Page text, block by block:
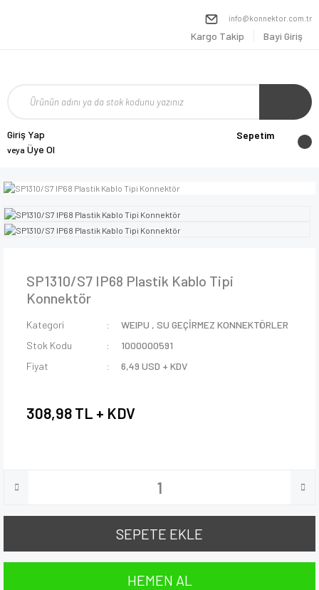
info@konnektor.com.tr
Kargo Takip Bayi Giriş
Giriş Yap
veya Üye Ol
Sepetim
SP1310/S7 IP68 Plastik Kablo Tipi
Konnektör
Kategori WEIPU ,SU GEÇİRMEZ KONNEKTÖRLER
Stok Kodu
1000000591
Fiyat
6,49 USD + KDV
308,98 TL + KDV
SEPETE EKLE
HEMEN AL